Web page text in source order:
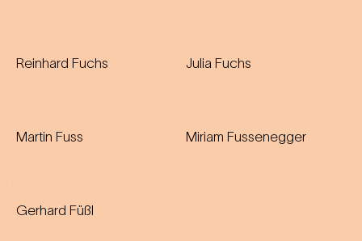
Reinhard Fuchs Julia Fuchs
Martin Fuss Miriam Fussenegger
Gerhard Füßl